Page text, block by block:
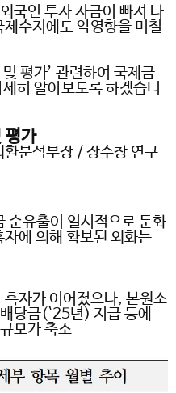
국인 투자 자금이 빠져 나
제수지에도 악영향을 미칠
평가’ 관련하여 국제금
히 알아보도록 하겠습니
평가
환분석부장 /장수창 연구
순유출이 일시적으로 둔화
에 의해 확보된 외화는
흑자가 이어졌으나, 본원소
당금(`25년) 지급 등에
모가 축소